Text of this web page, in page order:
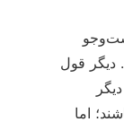
دیگر قول
اما